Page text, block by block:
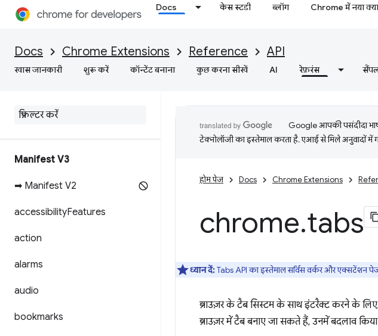
Docs केस स्टडी ब्लॉग Chrome में नया
Docs Chrome Extensions Reference API
खास जानकारी शुरू करें कॉन्टेंट बनाना कुछ करना सीखें AI रेफ़रंस
Manifest V3
➡ Manifest V2
accessibilityFeatures
action
alarms
audio
bookmarks
Google आपकी पसंदीदा
टेक्नोलॉजी का इस्तेमाल करता है. एआई से मिले अनुवादों में
होम पेज Docs Chrome Extensions
chrome.tabs
ध्यान दें:Tabs API का इस्तेमाल सर्विस वर्कर और एक्सटेंशन
ब्राउज़र के टैब सिस्टम के साथ इंटरैक्ट करने के
ब्राउज़र में टैब बनाए जा सकते हैं, उनमें बदलाव